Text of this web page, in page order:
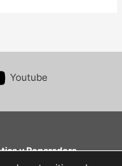
Youtube
y Reparadora